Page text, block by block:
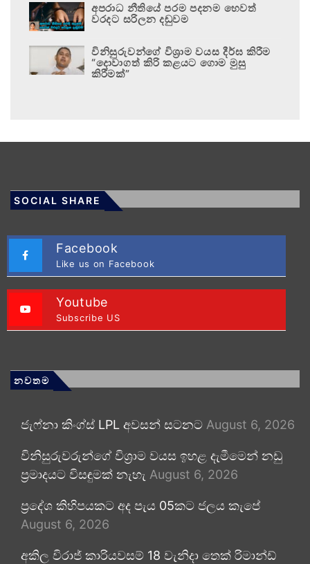
අපරාධ නීතියේ පරම පදනම හෙවත්
වරදට සරිලන දඬුවම
විනිසුරුවන්ගේ විශ්‍රාම වයස දීර්ඝ කිරීම
“දොවාගත් කිරි කළයට ගොම මුසු
කිරීමක්”
SOCIAL SHARE
Facebook
Like us on Facebook
Youtube
Subscribe US
නවතම
ජැෆ්නා කිංග්ස් LPL අවසන් සටනට August 6, 2026
විනිසුරුවරුන්ගේ විශ්‍රාම වයස ඉහළ දැමීමෙන් නඩු
ප්‍රමාදයට විසඳුමක් නැහැ August 6, 2026
ප්‍රදේශ කිහිපයකට අද පැය 05කට ජලය කැපේ
August 6, 2026
අකිල විරාජ් කාරියවසම් 18 වැනිදා තෙක් රිමාන්ඩ්